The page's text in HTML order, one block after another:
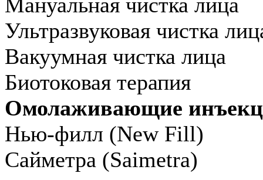
Ультразвуковая чистка
Вакуумная чистка лица
Биотоковая терапия
Омолаживающие
Нью-филл (New Fill)
Сайметра (Saimetra)